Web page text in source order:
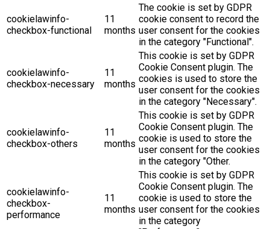
cookielawinfo-
checkbox-functional
11
months
The cookie is set by GDPR
cookie consent to record the
user consent for the cookies
in the category "Functional".
cookielawinfo-
checkbox-necessary
11
months
This cookie is set by GDPR
Cookie Consent plugin. The
cookies is used to store the
user consent for the cookies
in the category "Necessary".
cookielawinfo-
checkbox-others
11
months
This cookie is set by GDPR
Cookie Consent plugin. The
cookie is used to store the
user consent for the cookies
in the category "Other.
cookielawinfo-
checkbox-
performance
11
months
This cookie is set by GDPR
Cookie Consent plugin. The
cookie is used to store the
user consent for the cookies
in the category